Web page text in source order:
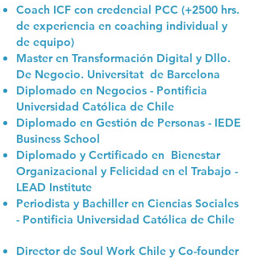
Coach ICF con credencial PCC (+2500 hrs.
de experiencia en coaching individual y
de equipo)
Master en Transformación Digital y Dllo.
De Negocio. Universitat de Barcelona
Diplomado en Negocios - Pontificia
Universidad Católica de Chile
Diplomado en Gestión de Personas - IEDE
Business School
Diplomado y Certificado en Bienestar
Organizacional y Felicidad en el Trabajo -
LEAD Institute
Periodista y Bachiller en Ciencias Sociales
- Pontificia Universidad Católica de Chile
Director de Soul Work Chile y Co-founder